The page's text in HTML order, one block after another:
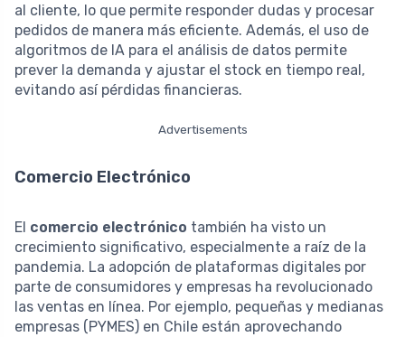
al cliente, lo que permite responder dudas y procesar
pedidos de manera más eficiente. Además, el uso de
algoritmos de IA para el análisis de datos permite
prever la demanda y ajustar el stock en tiempo real,
evitando así pérdidas financieras.
Advertisements
Comercio Electrónico
El comercio electrónico también ha visto un
crecimiento significativo, especialmente a raíz de la
pandemia. La adopción de plataformas digitales por
parte de consumidores y empresas ha revolucionado
las ventas en línea. Por ejemplo, pequeñas y medianas
empresas (PYMES) en Chile están aprovechando